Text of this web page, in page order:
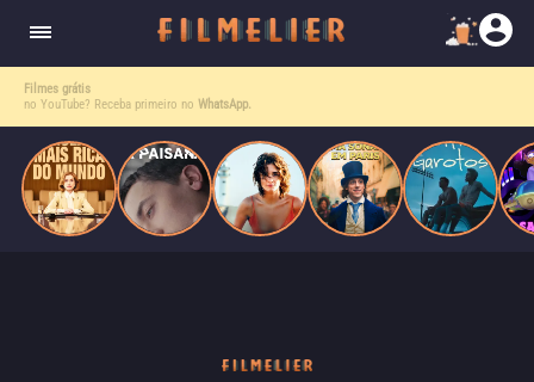
Filmes grátis
no YouTube? Receba primeiro no WhatsApp.
do
Mundo